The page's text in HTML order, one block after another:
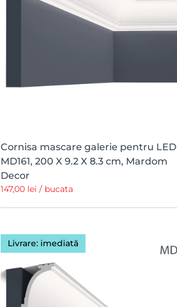
Cornisa mascare galerie pentru LED
MD161, 200 X 9.2 X 8.3 cm, Mardom
Decor
147,00 lei / bucata
Livrare: imediată